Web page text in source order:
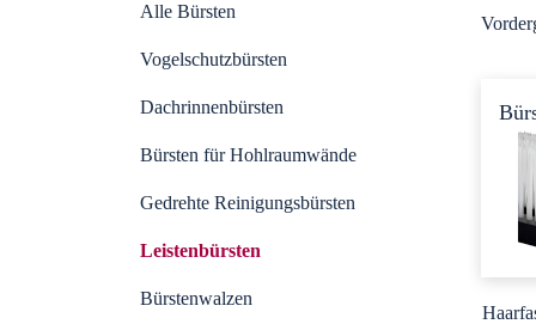
Bürstenwalzen Maschinenbau
Lebensmittelindustrie
Isolierung von Hohlwänden
Alle Bürsten
Vogelschutzbürsten
Dachrinnenbürsten
Bürsten für Hohlraumwände
Gedrehte Reinigungsbürsten
Leistenbürsten
Bürstenwalzen